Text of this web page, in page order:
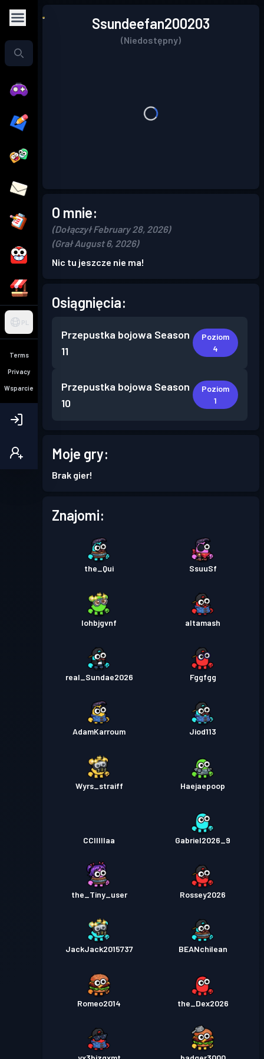
PL
Terms
Privacy
Wsparcie
Ssundeefan200203
(Niedostępny)
O mnie:
(Dołączył February 28, 2026)
(Grał August 6, 2026)
Nic tu jeszcze nie ma!
Osiągnięcia:
Przepustka bojowa Season
11
Poziom
4
Przepustka bojowa Season
10
Poziom
1
Moje gry:
Brak gier!
Znajomi:
the_Qui SsuuSf
Iohbjgvnf altamash
real_Sundae2026 Fggfgg
AdamKarroum Jiod113
Wyrs_straiff Haejaepoop
CClllllaa Gabriel2026_9
the_Tiny_user Rossey2026
JackJack2015737 BEANchilean
Romeo2014 the_Dex2026